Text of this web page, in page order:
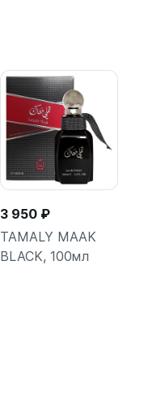
3 950 ₽
TAMALY MAAK
BLACK, 100мл